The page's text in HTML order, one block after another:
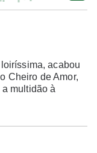
acabou
Cheiro de Amor,
multidão à